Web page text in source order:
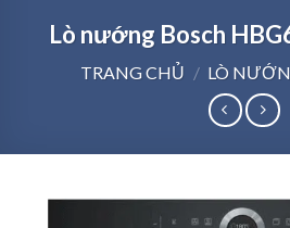
Lò nướng Bosch
TRANG CHỦ / LÒ